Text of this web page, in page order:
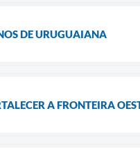
DE URUGUAIANA
A FRONTEIRA